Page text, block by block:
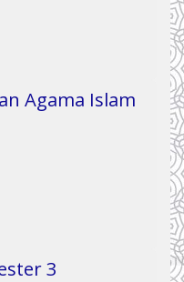
Agama Islam
3